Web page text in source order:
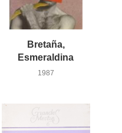
Bretaña,
Esmeraldina
1987